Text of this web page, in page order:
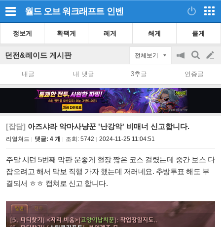
월드 오브 워크래프트 인벤
정보게 확팩게 레게 쐐게 클게
던전&레이드 게시판 전체보기
공
on/off
검
색
글
쓰
내글 내 댓글 3추글 인증글
[잡담] 아즈샤라 악마사냥꾼 '난강악' 비매너 신고합니다.
리열쳐드 댓글: 4 개 조회: 5742 2024-11-25 11:04:51
주말 시던 5번째 막판 운좋게 혈장 짧은 코스 걸렸는데 중간 보스 다
잡으려고 해서 막보 직행 가자 했는데 저러네요. 추방투표 해도 부
결되서 ㅎㅎ 캡쳐로 신고 합니다.